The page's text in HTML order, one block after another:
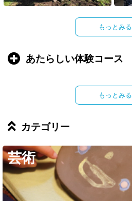
もっとみる
あたらしい体験コース
もっとみる
カテゴリー
芸術